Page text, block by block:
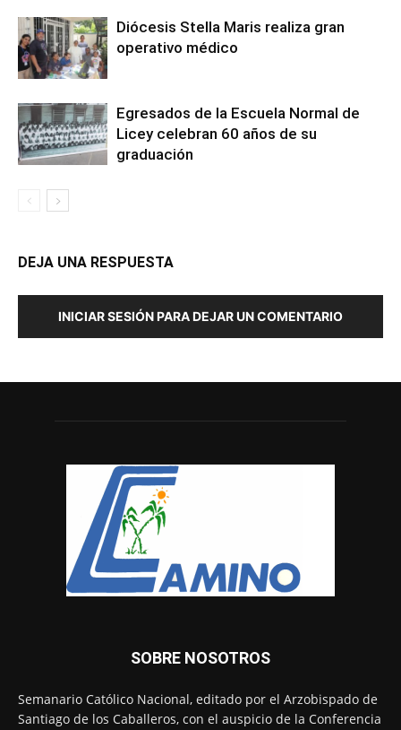
Diócesis Stella Maris realiza gran
operativo médico
Egresados de la Escuela Normal de
Licey celebran 60 años de su
graduación
DEJA UNA RESPUESTA
INICIAR SESIÓN PARA DEJAR UN COMENTARIO
SOBRE NOSOTROS
Semanario Católico Nacional, editado por el Arzobispado de
Santiago de los Caballeros, con el auspicio de la Conferencia